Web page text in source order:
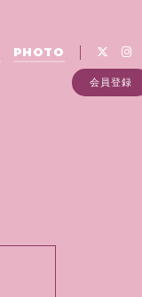
PHOTO
会員登録